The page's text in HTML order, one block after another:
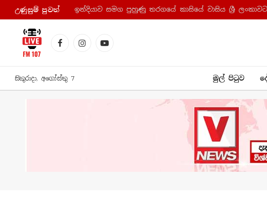
උණුසුම් පුව​ත් ඉන්දියාව සමග පුහුණු තරගයේ කාසියේ වාසිය ශ්‍රී ලංකාවට
FacebookInstagramYouTube
සිකුරාදා, අගෝස්තු 7 මුල් පිටුව